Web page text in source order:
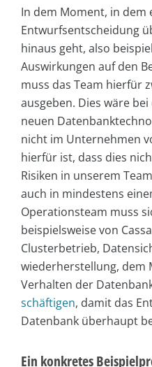
In dem Moment, in dem
Entwurfsentscheidung
hinaus geht, also
Auswirkungen auf den
muss das Team hierfür
ausgeben. Dies wäre
neuen
nicht im Unternehmen
hierfür ist, dass dies
Risiken in unserem
auch in mindestens
Operationsteam muss
beispielsweise von
Clusterbetrieb,
wiederherstellung, dem
Verhalten der
schäftigen, damit das
Datenbank überhaupt
Ein konkretes